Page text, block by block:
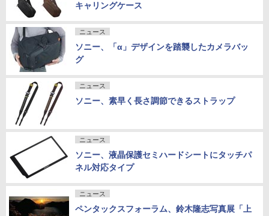
キャリングケース
ニュース
ソニー、「α」デザインを踏襲したカメラバッ
グ
ニュース
ソニー、素早く長さ調節できるストラップ
ニュース
ソニー、液晶保護セミハードシートにタッチパ
ネル対応タイプ
ニュース
ペンタックスフォーラム、鈴木隆志写真展「上